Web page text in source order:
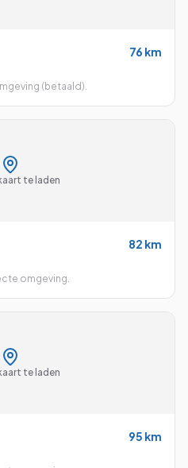
76 km
(betaald).
te laden
82 km
omgeving.
te laden
95 km